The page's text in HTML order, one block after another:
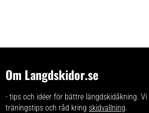
Om Langdskidor.se
- tips och idéer för bättre längdskidåkning. Vi
träningstips och råd kring skidvallning.